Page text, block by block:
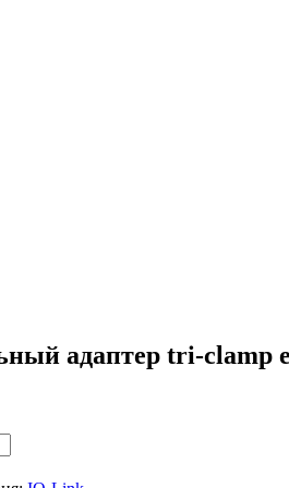
адаптер tri-clamp